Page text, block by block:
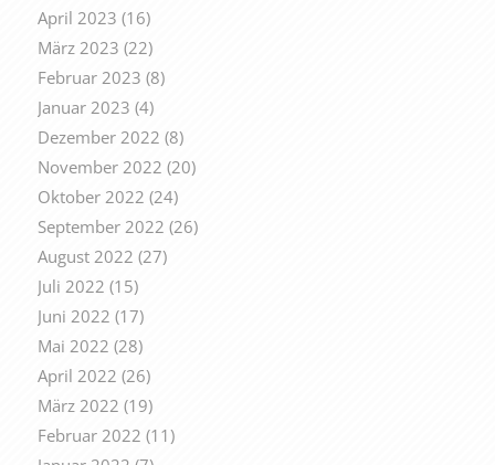
April 2023 (16)
März 2023 (22)
Februar 2023 (8)
Januar 2023 (4)
Dezember 2022 (8)
November 2022 (20)
Oktober 2022 (24)
September 2022 (26)
August 2022 (27)
Juli 2022 (15)
Juni 2022 (17)
Mai 2022 (28)
April 2022 (26)
März 2022 (19)
Februar 2022 (11)